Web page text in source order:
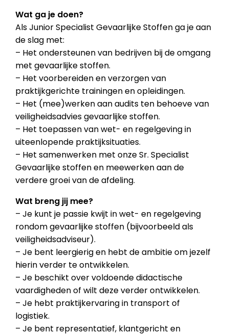
Wat ga je doen?
Als Junior Specialist Gevaarlijke Stoffen ga je aan
de slag met:
– Het ondersteunen van bedrijven bij de omgang
met gevaarlijke stoffen.
– Het voorbereiden en verzorgen van
praktijkgerichte trainingen en opleidingen.
– Het (mee)werken aan audits ten behoeve van
veiligheidsadvies gevaarlijke stoffen.
– Het toepassen van wet- en regelgeving in
uiteenlopende praktijksituaties.
– Het samenwerken met onze Sr. Specialist
Gevaarlijke stoffen en meewerken aan de
verdere groei van de afdeling.
Wat breng jij mee?
– Je kunt je passie kwijt in wet- en regelgeving
rondom gevaarlijke stoffen (bijvoorbeeld als
veiligheidsadviseur).
– Je bent leergierig en hebt de ambitie om jezelf
hierin verder te ontwikkelen.
– Je beschikt over voldoende didactische
vaardigheden of wilt deze verder ontwikkelen.
– Je hebt praktijkervaring in transport of
logistiek.
– Je bent representatief, klantgericht en